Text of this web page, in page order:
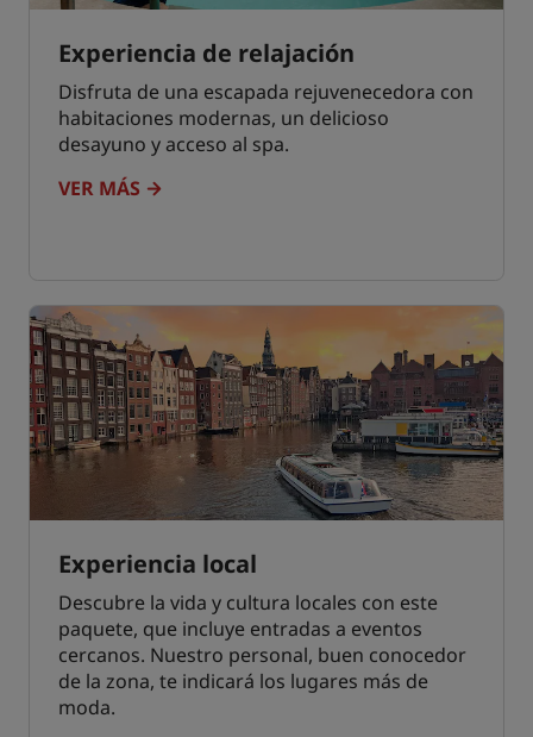
Experiencia de relajación
Disfruta de una escapada rejuvenecedora con
habitaciones modernas, un delicioso
desayuno y acceso al spa.
VER MÁS
Experiencia local
Descubre la vida y cultura locales con este
paquete, que incluye entradas a eventos
cercanos. Nuestro personal, buen conocedor
de la zona, te indicará los lugares más de
moda.